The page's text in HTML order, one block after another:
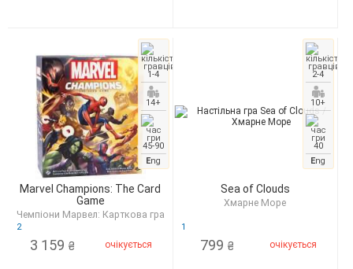
Marvel Champions: The Card
Game
Чемпіони Марвел: Карткова гра
1-4
14+
45-90
Eng
2
3 159 ₴ очікується
Sea of Clouds
Хмарне Море
2-4
10+
40
Eng
1
799 ₴ очікується